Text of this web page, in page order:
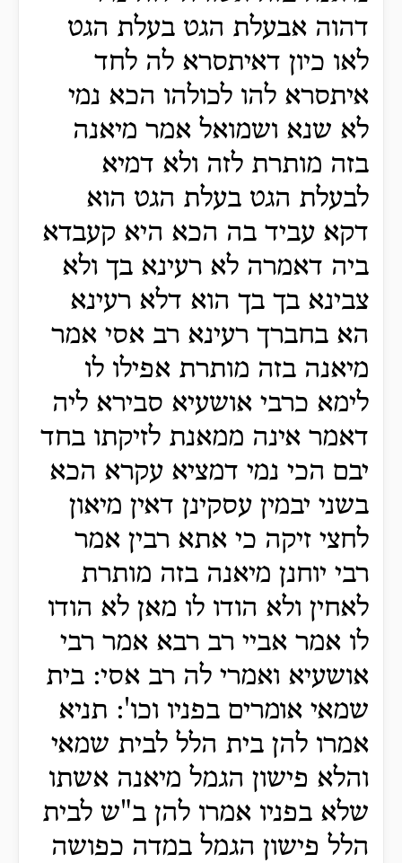
דהוה אבעלת הגט בעלת הגט
לאו כיון דאיתסרא לה לחד
איתסרא להו לכולהו הכא נמי
לא שנא ושמואל אמר מיאנה
בזה מותרת לזה ולא דמיא
לבעלת הגט בעלת הגט הוא
דקא עביד בה הכא היא קעבדא
ביה דאמרה לא רעינא בך ולא
צבינא בך בך הוא דלא רעינא
הא בחברך רעינא רב אסי אמר
מיאנה בזה מותרת אפילו לו
לימא כרבי אושעיא סבירא ליה
דאמר אינה ממאנת לזיקתו בחד
יבם הכי נמי דמציא עקרא הכא
בשני יבמין עסקינן דאין מיאון
לחצי זיקה כי אתא רבין אמר
רבי יוחנן מיאנה בזה מותרת
לאחין ולא הודו לו מאן לא הודו
לו אמר אביי רב רבא אמר רבי
אושעיא ואמרי לה רב אסי: בית
שמאי אומרים בפניו וכו': תניא
אמרו להן בית הלל לבית שמאי
והלא פישון הגמל מיאנה אשתו
שלא בפניו אמרו להן ב"ש לבית
הלל פישון הגמל במדה כפושה